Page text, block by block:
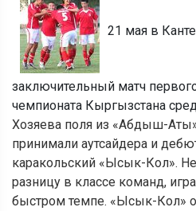
21 мая в
заключительный матч
чемпионата Кыргызстана
Хозяева поля из «Абдыш-
принимали аутсайдера и
каракольский «Ысык-Кол».
разницу в классе команд,
быстром темпе. «Ысык-Кол»